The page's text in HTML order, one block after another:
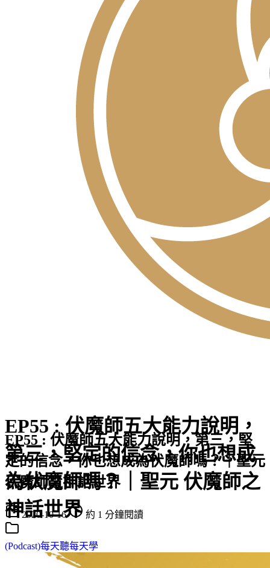
EP55 : 伏魔師五大能力說明，
第三，堅定的信念，你也想成
為伏魔師嗎？｜聖元 伏魔師之
神話世界
EP55 : 伏魔師五大能力說明，第三，堅
定的信念，你也想成為伏魔師嗎？｜聖元
伏魔師之神話世界
2020-10-16 約 1 分鐘閱讀
(Podcast)每天聽每天學